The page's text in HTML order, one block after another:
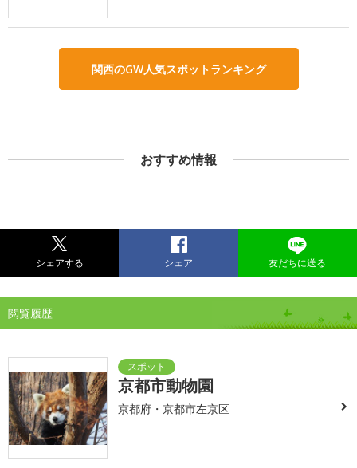
関西のGW人気スポットランキング
おすすめ情報
シェアする シェア 友だちに送る
閲覧履歴
京都市動物園
京都府・京都市左京区